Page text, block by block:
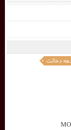
دخالت